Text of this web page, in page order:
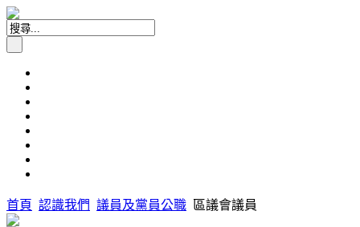
首頁 認識我們 議員及黨員公職 區議會議員